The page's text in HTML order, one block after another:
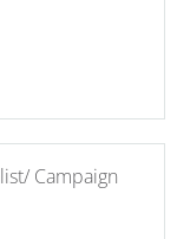
Campaign